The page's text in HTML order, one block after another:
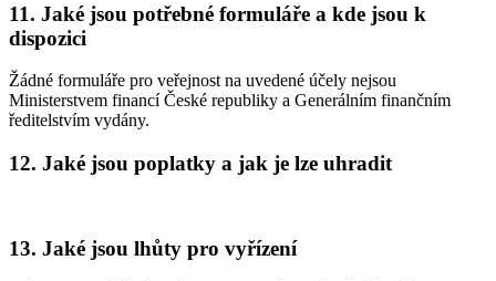
11. Jaké jsou potřebné formuláře a kde jsou k
dispozici
Žádné formuláře pro veřejnost na uvedené účely nejsou
Ministerstvem financí České republiky a Generálním finančním
ředitelstvím vydány.
12. Jaké jsou poplatky a jak je lze uhradit
13. Jaké jsou lhůty pro vyřízení